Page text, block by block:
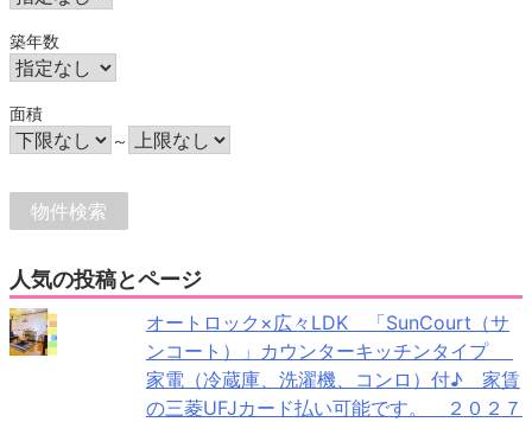
築年数
面積
～
人気の投稿とページ
オートロック×広々LDK 「SunCourt（サ
ンコート）」カウンターキッチンタイプ
家電（冷蔵庫、洗濯機、コンロ）付♪ 家賃
の三菱UFJカード払い可能です。 ２０２７